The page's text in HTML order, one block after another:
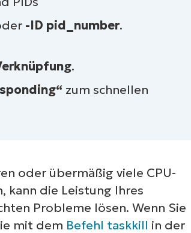
-ID pid_number.
.
zum schnellen
oder übermäßig viele CPU-
kann die Leistung Ihres
Probleme lösen. Wenn Sie
mit dem Befehl taskkill in der